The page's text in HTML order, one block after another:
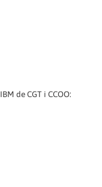
de CGT i CCOO: